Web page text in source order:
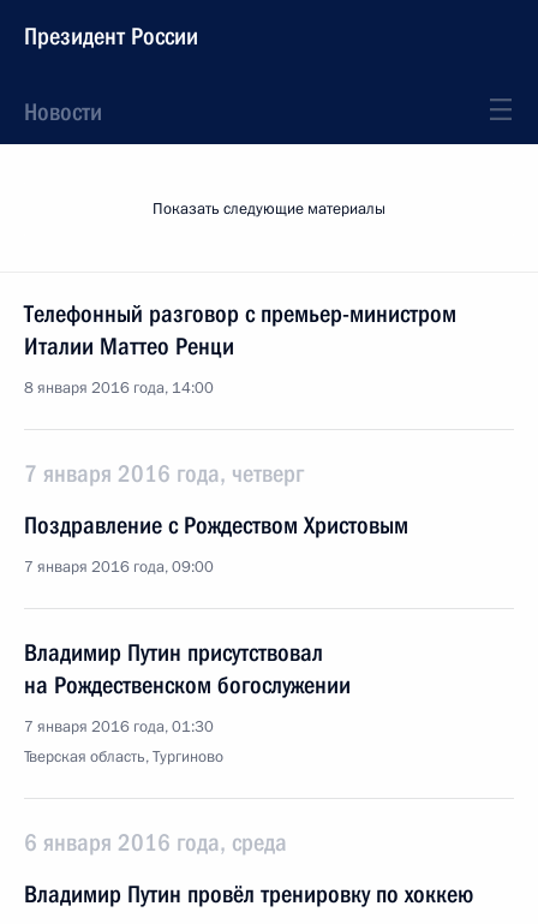
Президент России
Новости
Показать следующие материалы
Телефонный разговор с премьер-министром
Италии Маттео Ренци
8 января 2016 года, 14:00
7 января 2016 года, четверг
Поздравление с Рождеством Христовым
7 января 2016 года, 09:00
Владимир Путин присутствовал
на Рождественском богослужении
7 января 2016 года, 01:30
Тверская область, Тургиново
6 января 2016 года, среда
Владимир Путин провёл тренировку по хоккею